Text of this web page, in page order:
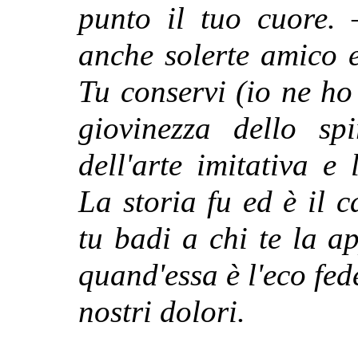
punto il tuo
anche solerte amico
Tu conservi (io ne
giovinezza dello
dell'arte imitativa e
La storia fu ed è il
tu badi a chi te la
quand'essa è l'eco
nostri dolori.